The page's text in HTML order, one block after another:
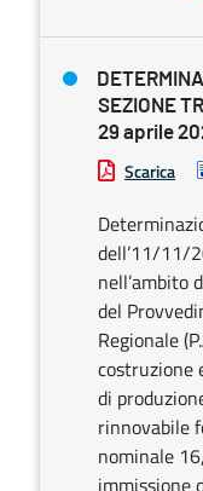
SEZIONE
29 aprile
Scarica
dell’11/11/
nell’ambito
del
Regionale
costruzione
di
rinnovabile
nominale
immissione